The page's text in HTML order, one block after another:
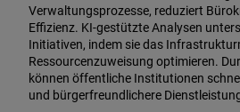
Verwaltungsprozesse, reduziert
Effizienz. KI-gestützte Analysen
Initiativen, indem sie das
Ressourcenzuweisung optimieren.
können öffentliche Institutionen
und bürgerfreundlichere